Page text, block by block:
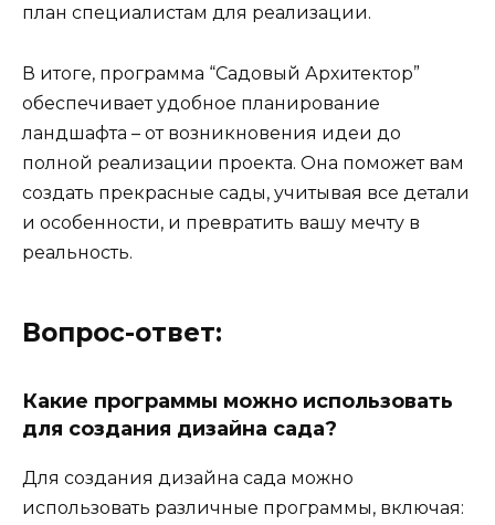
план специалистам для реализации.
В итоге, программа “Садовый Архитектор”
обеспечивает удобное планирование
ландшафта – от возникновения идеи до
полной реализации проекта. Она поможет вам
создать прекрасные сады, учитывая все детали
и особенности, и превратить вашу мечту в
реальность.
Вопрос-ответ:
Какие программы можно использовать
для создания дизайна сада?
Для создания дизайна сада можно
использовать различные программы, включая: